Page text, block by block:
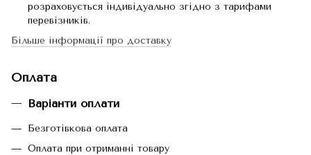
розраховується індивідуально згідно з тарифами
перевізників.
Більше інформації про доставку
Оплата
Варіанти оплати
Безготівкова оплата
Оплата при отриманні товару